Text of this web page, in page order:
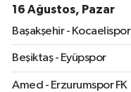
16 Ağustos, Pazar
Başakşehir - Kocaelispor
Beşiktaş - Eyüpspor
Amed - Erzurumspor FK